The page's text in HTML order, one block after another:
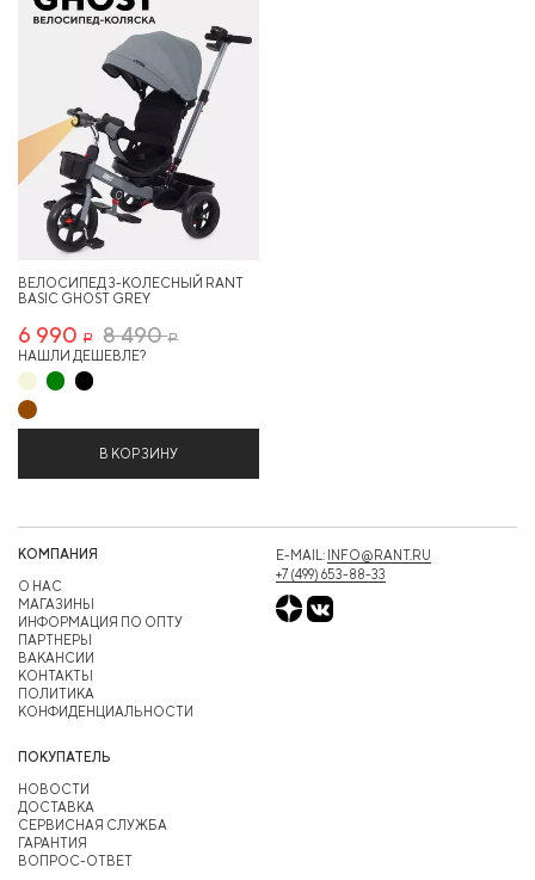
ВЕЛОСИПЕД 3-КОЛЕСНЫЙ RANT
BASIC GHOST GREY
6 990 Р 8 490Р
НАШЛИ ДЕШЕВЛЕ?
В КОРЗИНУ
КОМПАНИЯ
О НАС
МАГАЗИНЫ
ИНФОРМАЦИЯ ПО ОПТУ
ПАРТНЕРЫ
ВАКАНСИИ
КОНТАКТЫ
ПОЛИТИКА
КОНФИДЕНЦИАЛЬНОСТИ
ПОКУПАТЕЛЬ
НОВОСТИ
ДОСТАВКА
СЕРВИСНАЯ СЛУЖБА
ГАРАНТИЯ
ВОПРОС-ОТВЕТ
E-MAIL: INFO@RANT.RU
+7 (499) 653-88-33